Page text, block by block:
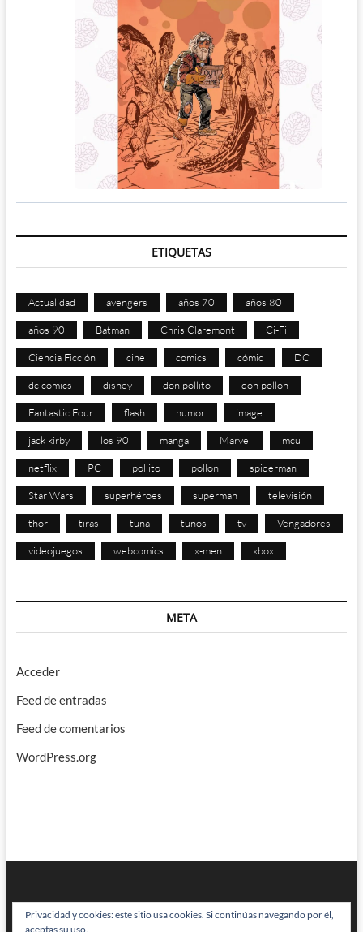
ETIQUETAS
Actualidad avengers años 70 años 80
años 90 Batman Chris Claremont Ci-Fi
Ciencia Ficción cine comics cómic DC
dc comics disney don pollito don pollon
Fantastic Four flash humor image
jack kirby los 90 manga Marvel mcu
netflix PC pollito pollon spiderman
Star Wars superhéroes superman televisión
thor tiras tuna tunos tv Vengadores
videojuegos webcomics x-men xbox
META
Acceder
Feed de entradas
Feed de comentarios
WordPress.org
Privacidad y cookies: este sitio usa cookies. Si continúas navegando por él,
aceptas su uso.